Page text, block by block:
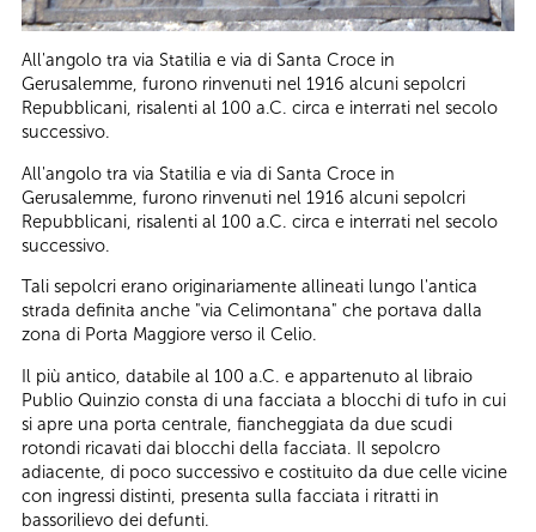
All'angolo tra via Statilia e via di Santa Croce in
Gerusalemme, furono rinvenuti nel 1916 alcuni sepolcri
Repubblicani, risalenti al 100 a.C. circa e interrati nel secolo
successivo.
All'angolo tra via Statilia e via di Santa Croce in
Gerusalemme, furono rinvenuti nel 1916 alcuni sepolcri
Repubblicani, risalenti al 100 a.C. circa e interrati nel secolo
successivo.
Tali sepolcri erano originariamente allineati lungo l'antica
strada definita anche "via Celimontana" che portava dalla
zona di Porta Maggiore verso il Celio.
Il più antico, databile al 100 a.C. e appartenuto al libraio
Publio Quinzio consta di una facciata a blocchi di tufo in cui
si apre una porta centrale, fiancheggiata da due scudi
rotondi ricavati dai blocchi della facciata. Il sepolcro
adiacente, di poco successivo e costituito da due celle vicine
con ingressi distinti, presenta sulla facciata i ritratti in
bassorilievo dei defunti.